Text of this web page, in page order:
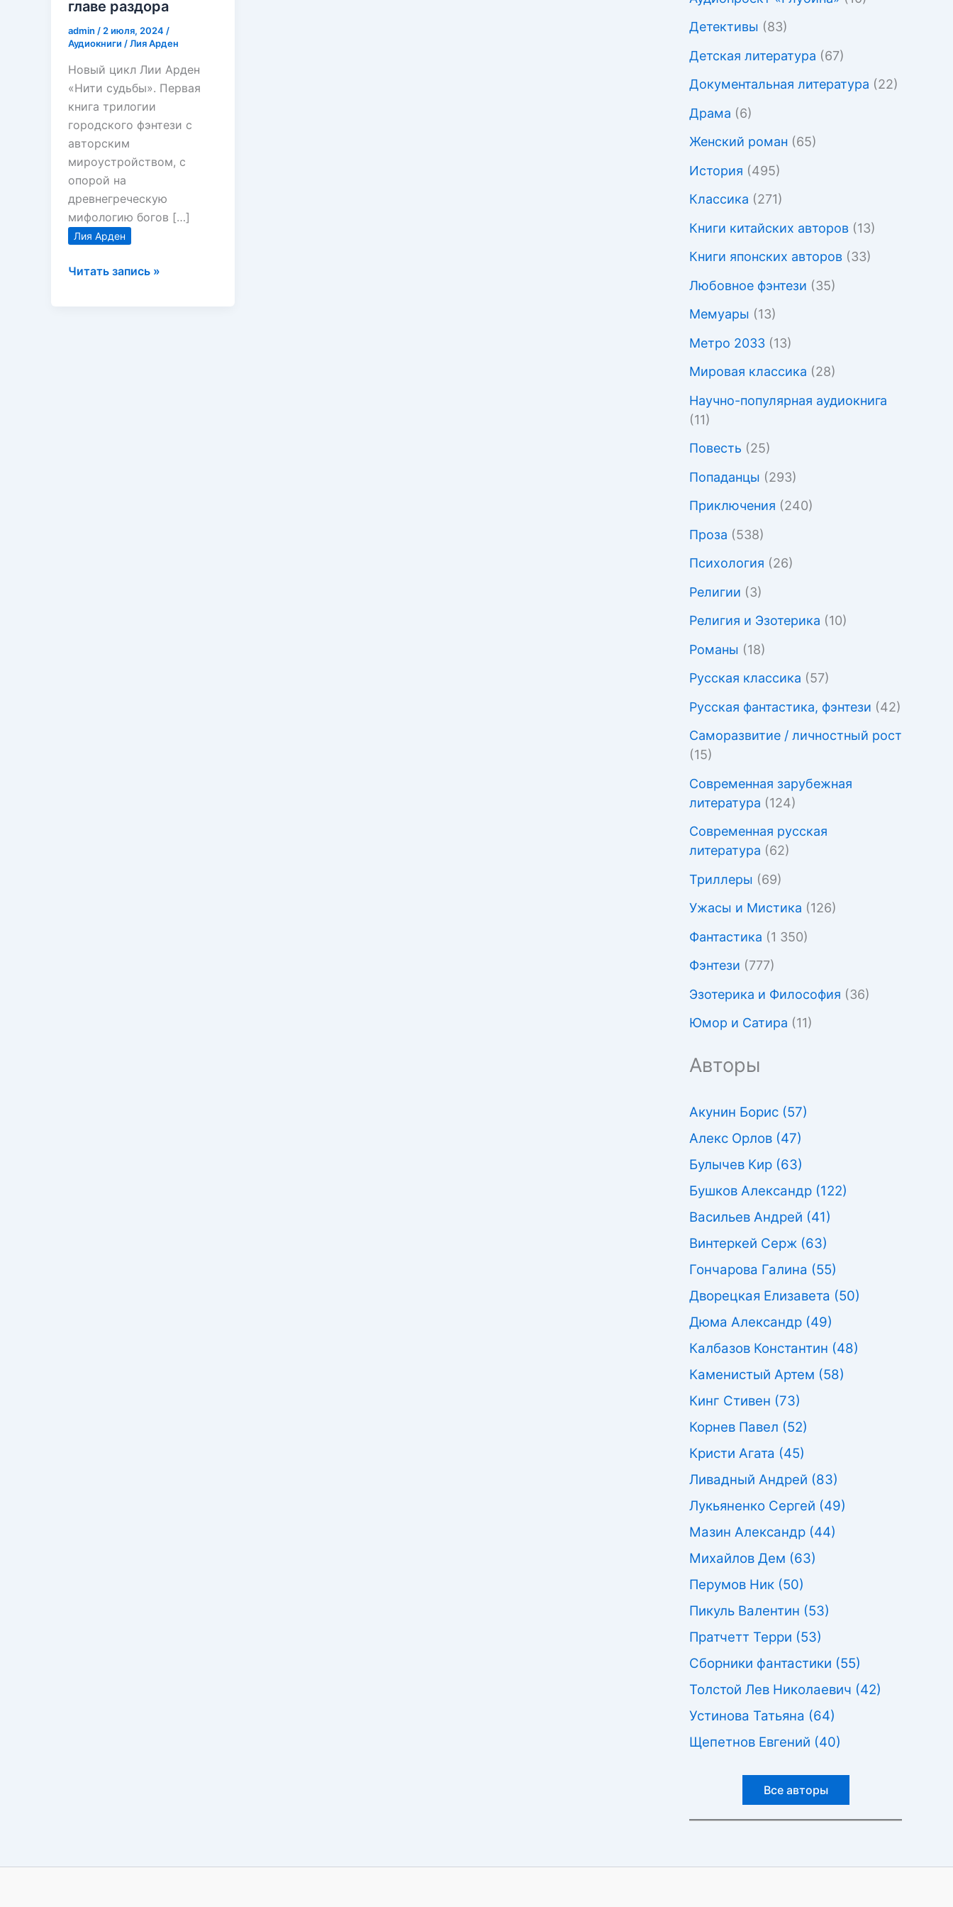
главе раздора
admin / 2 июля, 2024 /
Аудиокниги /Лия Арден
Новый цикл Лии Арден
«Нити судьбы». Первая
книга трилогии
городского фэнтези с
авторским
мироустройством, с
опорой на
древнегреческую
мифологию богов […]
Лия Арден
Лия
Читать запись »
Детективы (83)
Детская литература (67)
Документальная литература (22)
Драма (6)
Женский роман (65)
История (495)
Классика (271)
Книги китайских авторов (13)
Книги японских авторов (33)
Любовное фэнтези (35)
Мемуары (13)
Метро 2033 (13)
Мировая классика (28)
Научно-популярная аудиокнига
(11)
Повесть (25)
Попаданцы (293)
Приключения (240)
Проза (538)
Психология (26)
Религии (3)
Религия и Эзотерика (10)
Романы (18)
Русская классика (57)
Русская фантастика, фэнтези (42)
Саморазвитие / личностный рост
(15)
Современная зарубежная
литература (124)
Современная русская
литература (62)
Триллеры (69)
Ужасы и Мистика (126)
Фантастика (1 350)
Фэнтези (777)
Эзотерика и Философия (36)
Юмор и Сатира (11)
Авторы
Акунин Борис (57)
Алекс Орлов (47)
Булычев Кир (63)
Бушков Александр (122)
Васильев Андрей (41)
Винтеркей Серж (63)
Гончарова Галина (55)
Дворецкая Елизавета (50)
Дюма Александр (49)
Калбазов Константин (48)
Каменистый Артем (58)
Кинг Стивен (73)
Корнев Павел (52)
Кристи Агата (45)
Ливадный Андрей (83)
Лукьяненко Сергей (49)
Мазин Александр (44)
Михайлов Дем (63)
Перумов Ник (50)
Пикуль Валентин (53)
Пратчетт Терри (53)
Сборники фантастики (55)
Толстой Лев Николаевич (42)
Устинова Татьяна (64)
Щепетнов Евгений (40)
Все авторы